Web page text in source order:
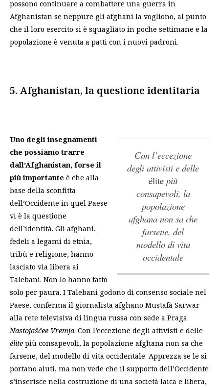
possono continuare a combattere una guerra in
Afghanistan se neppure gli afghani la vogliono, al punto
che il loro esercito si è squagliato in poche settimane e la
popolazione è venuta a patti con i nuovi padroni.
5. Afghanistan, la questione identitaria
Con l’eccezione
degli attivisti e delle
élitepiù
consapevoli, la
popolazione
afghana non sa che
farsene, del
modello di vita
occidentale
Uno degli insegnamenti
che possiamo trarre
dall’Afghanistan, forse il
più importante è che alla
base della sconfitta
dell’Occidente in quel Paese
vi è la questione
dell’identità. Gli afghani,
fedeli a legami di etnia,
tribù e religione, hanno
lasciato via libera ai
Talebani. Non lo hanno fatto
solo per paura. I Talebani godono di consenso sociale nel
Paese, conferma il giornalista afghano Mustafà Sarwar
alla rete televisiva di lingua russa con sede a Praga
Nastojaščee Vremja. Con l’eccezione degli attivisti e delle
élite più consapevoli, la popolazione afghana non sa che
farsene, del modello di vita occidentale. Apprezza se le si
portano aiuti, ma non vede che il supporto dell’Occidente
s’inserisce nella costruzione di una società laica e libera,